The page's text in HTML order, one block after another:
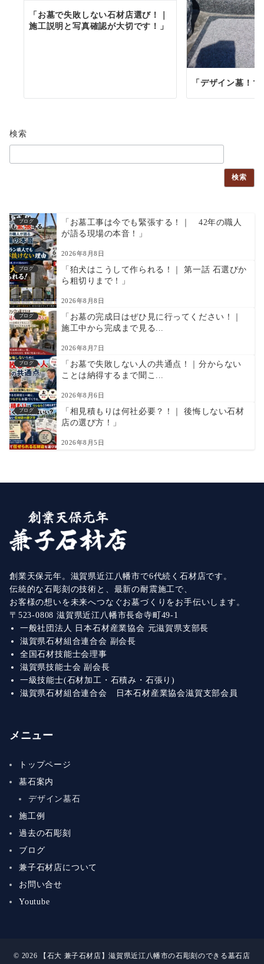
「お墓で失敗しない石材店選び！｜
施工説明と写真確認が大切です！」
「デザイン墓！
検索
検索
ブログ
「お墓工事は今でも緊張する！｜ 42年の職人
が語る現場の本音！」
2026年8月8日
ブログ
「狛犬はこうして作られる！｜ 第一話 石選びか
ら粗切りまで！」
2026年8月8日
ブログ
「お墓の完成日はぜひ見に行ってください！｜
施工中から完成まで見る...
2026年8月7日
ブログ
「お墓で失敗しない人の共通点！｜分からない
ことは納得するまで聞こ...
2026年8月6日
ブログ
「相見積もりは何社必要？！｜ 後悔しない石材
店の選び方！」
2026年8月5日
創業天保元年。滋賀県近江八幡市で6代続く石材店です。
伝統的な石彫刻の技術と、最新の耐震施工で、
お客様の想いを未来へつなぐお墓づくりをお手伝いします。
〒523-0808 滋賀県近江八幡市長命寺町49-1
一般社団法人 日本石材産業協会 元滋賀県支部長
滋賀県石材組合連合会 副会長
全国石材技能士会理事
滋賀県技能士会 副会長
一級技能士(石材加工・石積み・石張り)
滋賀県石材組合連合会 日本石材産業協会滋賀支部会員
メニュー
トップページ
墓石案内
デザイン墓石
施工例
過去の石彫刻
ブログ
兼子石材店について
お問い合せ
Youtube
© 2026 【石大 兼子石材店】滋賀県近江八幡市の石彫刻のできる墓石店